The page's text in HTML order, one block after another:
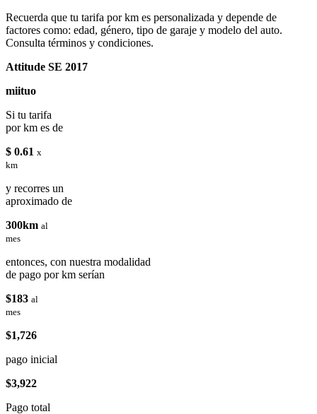
Recuerda que tu tarifa por km es personalizada y depende de
factores como: edad, género, tipo de garaje y modelo del auto.
Consulta términos y condiciones.
Attitude SE 2017
miituo
Si tu tarifa
por km es de
$ 0.61 x
km
y recorres un
aproximado de
300km al
mes
entonces, con nuestra modalidad
de pago por km serían
$183 al
mes
$1,726
pago inicial
$3,922
Pago total